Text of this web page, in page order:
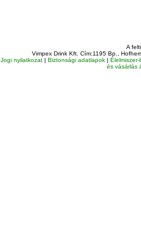
A
Vimpex Drink Kft. Cím:1195 Bp.,
Jogi nyilatkozat| Biztonsági adatlapok|
és vásárlás